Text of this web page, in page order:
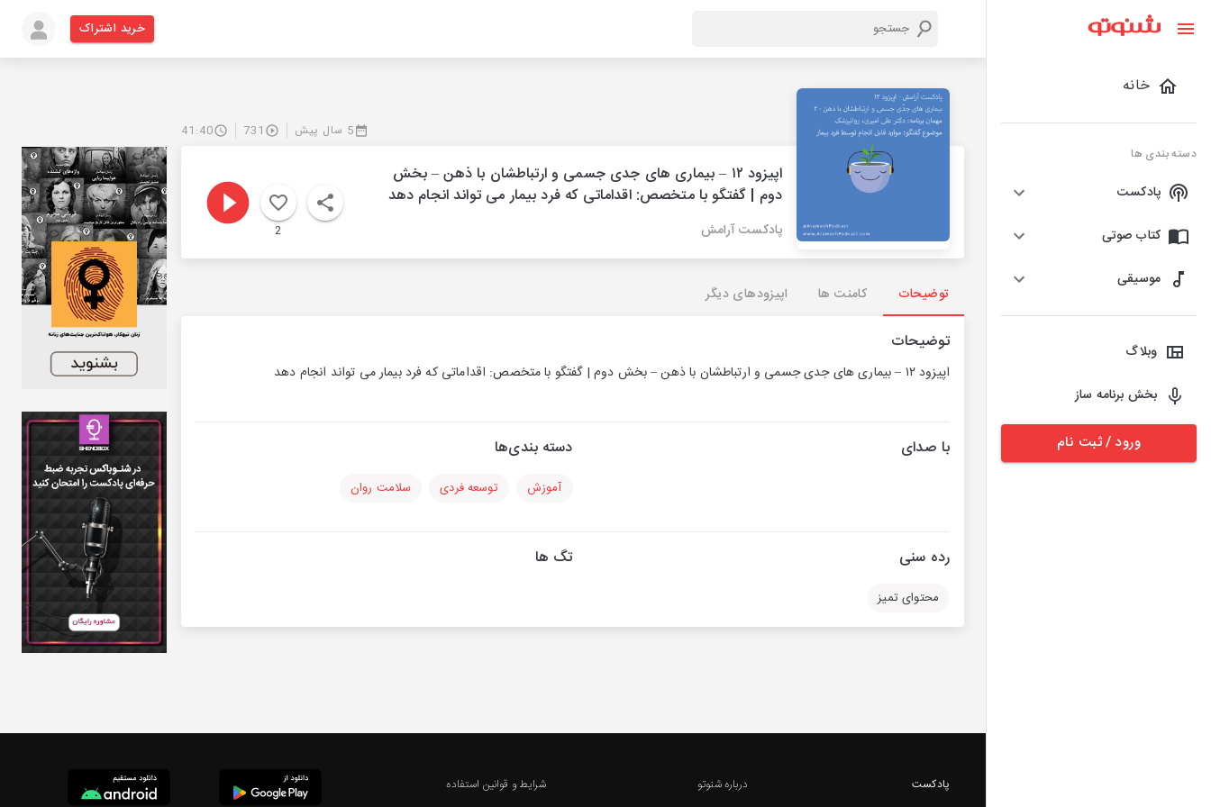
خانه
دسته بندی ها
پادکست
کتاب صوتی
موسیقی
وبلاگ
بخش برنامه ساز
ورود / ثبت نام
خرید اشتراک
5 سال پیش 731
41:40
اپیزود ۱۲ – بیماری های جدی جسمی و ارتباطشان با ذهن – بخش
دوم | گفتگو با متخصص: اقداماتی که فرد بیمار می تواند انجام دهد
پادکست آرامش 2
توضیحات کامنت ها اپیزودهای دیگر
توضیحات
اپیزود ۱۲ – بیماری های جدی جسمی و ارتباطشان با ذهن – بخش دوم | گفتگو با متخصص: اقداماتی که فرد بیمار می تواند انجام دهد
با صدای دسته بندی‌ها
آموزش توسعه فردی سلامت روان
رده سنی
محتوای تمیز
تگ ها
پادکست
درباره شنوتو
شرایط و قوانین استفاده